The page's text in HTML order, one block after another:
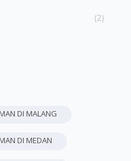
(2)
DI MALANG
DI MEDAN